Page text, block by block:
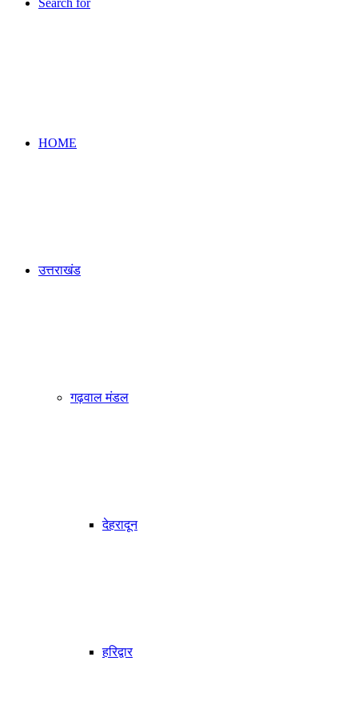
Search for
HOME
उत्तराखंड
गढ़वाल मंडल
देहरादून
हरिद्वार